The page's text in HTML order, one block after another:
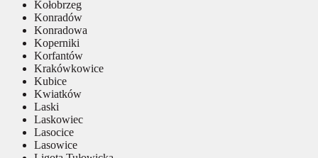
Kołobrzeg
Konradów
Konradowa
Koperniki
Korfantów
Krakówkowice
Kubice
Kwiatków
Laski
Laskowiec
Lasocice
Lasowice